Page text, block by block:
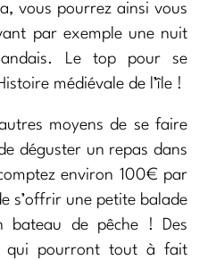
vous pourrez ainsi vous
par exemple une nuit
Le top pour se
médiévale de l’île !
moyens de se faire
déguster un repas dans
environ 100€ par
s’offrir une petite balade
bateau de pêche ! Des
qui pourront tout à fait